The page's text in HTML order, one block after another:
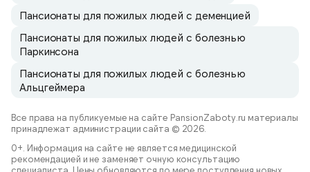
Пансионаты для пожилых людей с деменцией
Пансионаты для пожилых людей с болезнью
Паркинсона
Пансионаты для пожилых людей с болезнью
Альцгеймера
Все права на публикуемые на сайте PansionZaboty.ru материалы
принадлежат администрации сайта © 2026.
0+. Информация на сайте не является медицинской
рекомендацией и не заменяет очную консультацию